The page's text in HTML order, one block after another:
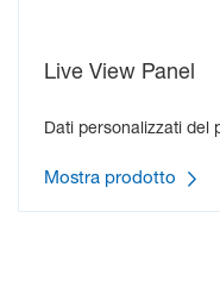
Live View Panel
Dati personalizzati del
Mostra prodotto